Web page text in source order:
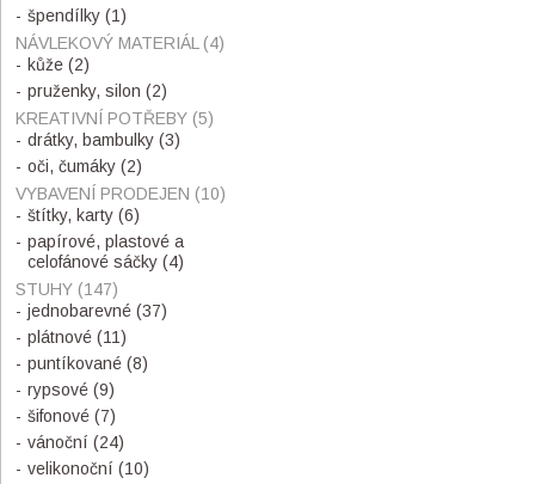
špendílky (1)
NÁVLEKOVÝ MATERIÁL (4)
kůže (2)
pruženky, silon (2)
KREATIVNÍ POTŘEBY (5)
drátky, bambulky (3)
oči, čumáky (2)
VYBAVENÍ PRODEJEN (10)
štítky, karty (6)
papírové, plastové a
celofánové sáčky (4)
STUHY (147)
jednobarevné (37)
plátnové (11)
puntíkované (8)
rypsové (9)
šifonové (7)
vánoční (24)
velikonoční (10)